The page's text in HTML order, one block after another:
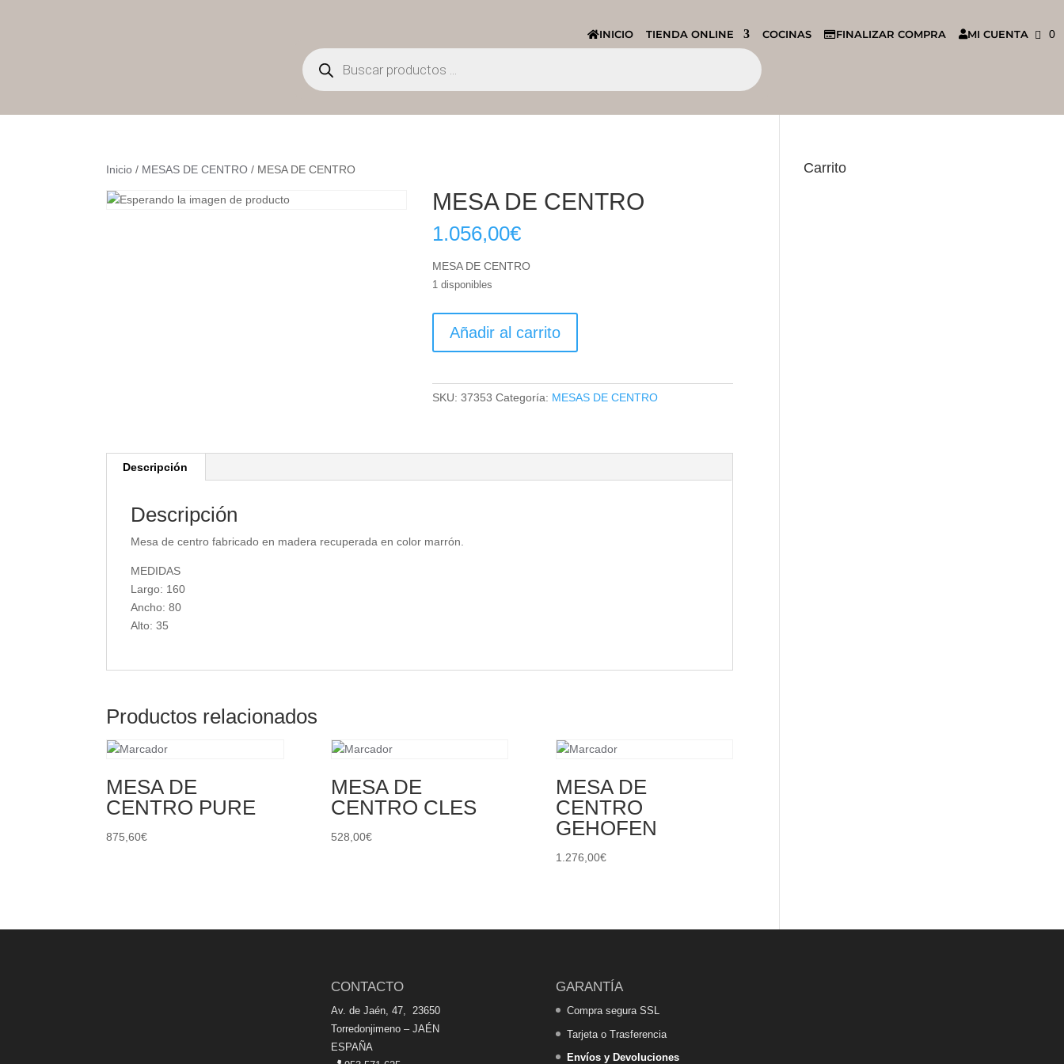
INICIO TIENDA ONLINE COCINAS FINALIZAR COMPRA MI CUENTA
0
Búsqueda
de
productos
Inicio / MESAS DE CENTRO / MESA DE CENTRO
MESA DE CENTRO
1.056,00€
MESA DE CENTRO
1 disponibles
Añadir al carrito
SKU:37353 Categoría: MESAS DE CENTRO
Descripción
Descripción
Mesa de centro fabricado en madera recuperada en color marrón.
MEDIDAS
Largo: 160
Ancho: 80
Alto: 35
Productos relacionados
MESA DE
CENTRO PURE
875,60€
MESA DE
CENTRO CLES
528,00€
MESA DE
CENTRO
GEHOFEN
1.276,00€
Carrito
CONTACTO
Av. de Jaén, 47, 23650
Torredonjimeno – JAÉN
ESPAÑA
GARANTÍA
Compra segura SSL
Tarjeta o Trasferencia
Envíos y Devoluciones